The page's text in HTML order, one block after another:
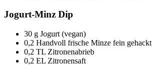
Jogurt-Minz Dip
30 g Jogurt (vegan)
0,2 Handvoll frische Minze fein gehackt
0,2 TL Zitronenabrieb
0,2 EL Zitronensaft